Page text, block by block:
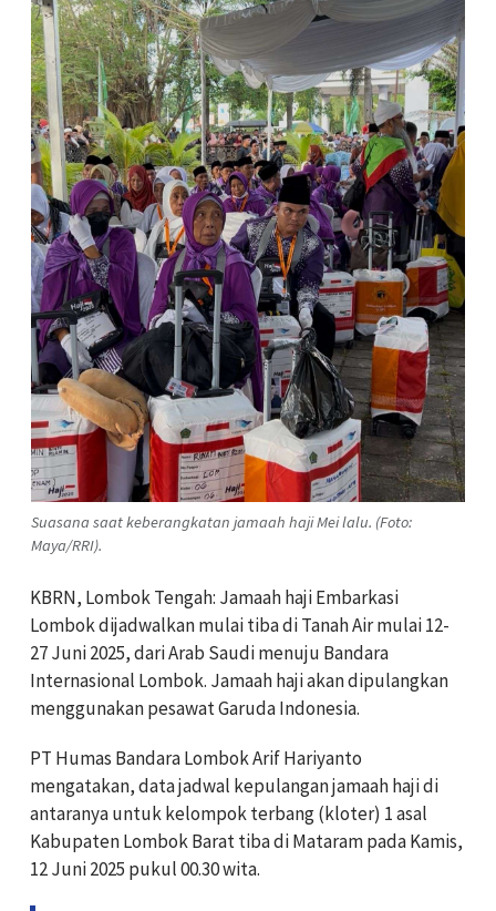
Suasana saat keberangkatan jamaah haji Mei lalu. (Foto:
Maya/RRI).
KBRN, Lombok Tengah: Jamaah haji Embarkasi
Lombok dijadwalkan mulai tiba di Tanah Air mulai 12-
27 Juni 2025, dari Arab Saudi menuju Bandara
Internasional Lombok. Jamaah haji akan dipulangkan
menggunakan pesawat Garuda Indonesia.
PT Humas Bandara Lombok Arif Hariyanto
mengatakan, data jadwal kepulangan jamaah haji di
antaranya untuk kelompok terbang (kloter) 1 asal
Kabupaten Lombok Barat tiba di Mataram pada Kamis,
12 Juni 2025 pukul 00.30 wita.